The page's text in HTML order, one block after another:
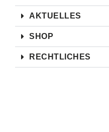
AKTUELLES
SHOP
RECHTLICHES